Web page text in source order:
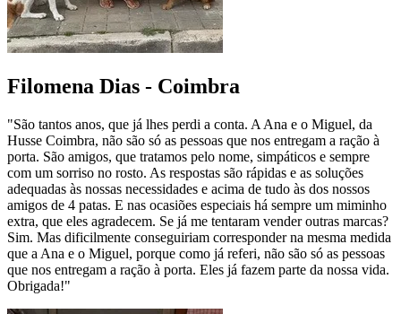
Filomena Dias - Coimbra
"São tantos anos, que já lhes perdi a conta. A Ana e o Miguel, da
Husse Coimbra, não são só as pessoas que nos entregam a ração à
porta. São amigos, que tratamos pelo nome, simpáticos e sempre
com um sorriso no rosto. As respostas são rápidas e as soluções
adequadas às nossas necessidades e acima de tudo às dos nossos
amigos de 4 patas. E nas ocasiões especiais há sempre um miminho
extra, que eles agradecem. Se já me tentaram vender outras marcas?
Sim. Mas dificilmente conseguiriam corresponder na mesma medida
que a Ana e o Miguel, porque como já referi, não são só as pessoas
que nos entregam a ração à porta. Eles já fazem parte da nossa vida.
Obrigada!"